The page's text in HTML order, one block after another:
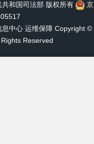
共和国司法部 版权所有
京
息中心 运维保障 Copyright ©
Reserved